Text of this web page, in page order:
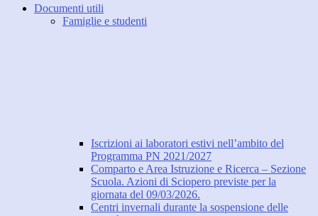
Documenti utili
Famiglie e studenti
Iscrizioni ai laboratori estivi nell’ambito del
Programma PN 2021/2027
Comparto e Area Istruzione e Ricerca – Sezione
Scuola. Azioni di Sciopero previste per la
giornata del 09/03/2026.
Centri invernali durante la sospensione delle